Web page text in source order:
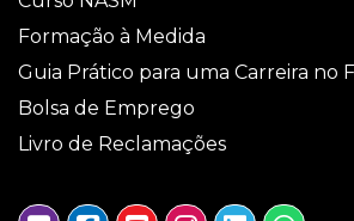
Formação à Medida
Guia Prático para uma Carreira no
Bolsa de Emprego
Livro de Reclamações